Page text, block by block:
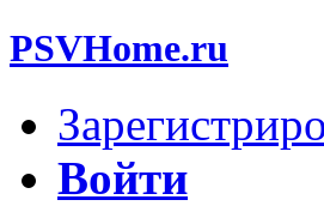
PSVHome.ru
Войти